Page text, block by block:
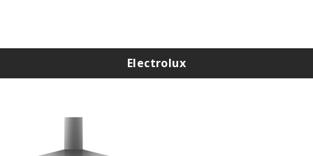
Electrolux
Assistência Técnica Electrolux na Zona Leste